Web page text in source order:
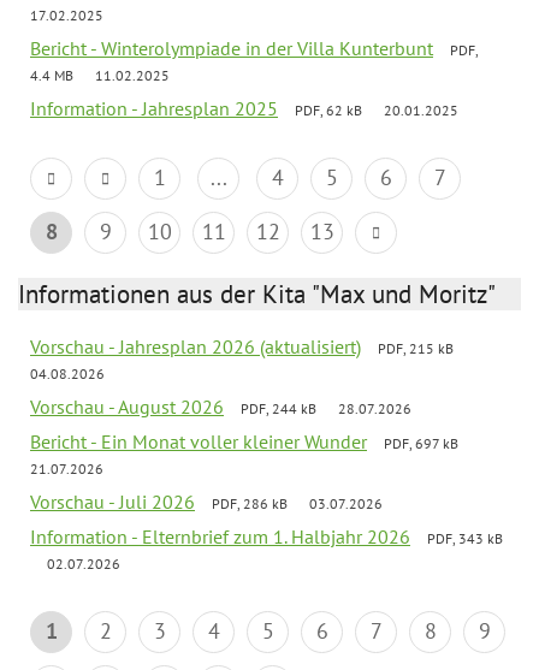
17.02.2025
Bericht - Winterolympiade in der Villa Kunterbunt
PDF,
4.4 MB
11.02.2025
Information - Jahresplan 2025 PDF, 62 kB 20.01.2025
1 ... 4 5 6
7
8
9 10 11 12 13
Informationen aus der Kita "Max und Moritz"
Vorschau - Jahresplan 2026 (aktualisiert)
PDF, 215 kB
04.08.2026
Vorschau - August 2026 PDF, 244 kB 28.07.2026
Bericht - Ein Monat voller kleiner Wunder
PDF, 697 kB
21.07.2026
Vorschau - Juli 2026 PDF, 286 kB 03.07.2026
Information - Elternbrief zum 1. Halbjahr 2026
PDF, 343 kB
02.07.2026
1 2 3 4 5 6 7 8
9